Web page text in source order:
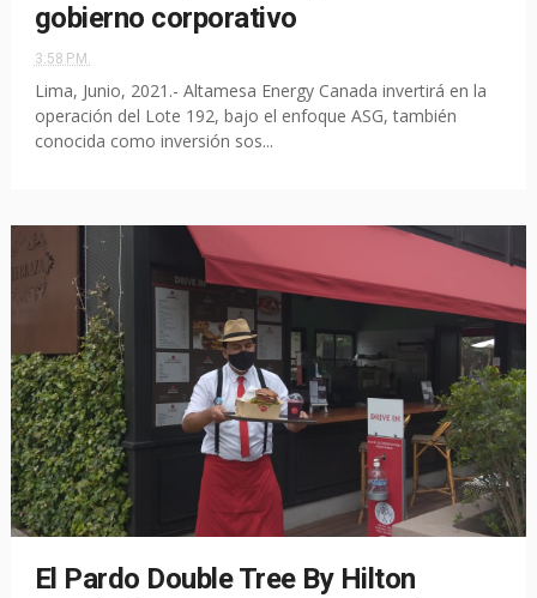
gobierno corporativo
3:58 P.M.
Lima, Junio, 2021.- Altamesa Energy Canada invertirá en la
operación del Lote 192, bajo el enfoque ASG, también
conocida como inversión sos...
El Pardo Double Tree By Hilton